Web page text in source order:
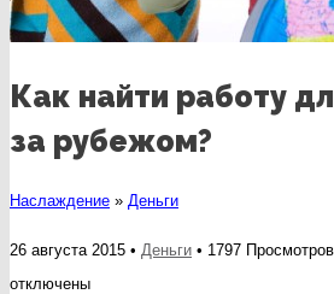
Как найти работу
за рубежом?
Наслаждение » Деньги
26 августа 2015 • Деньги • 1797 Просмотров
отключены